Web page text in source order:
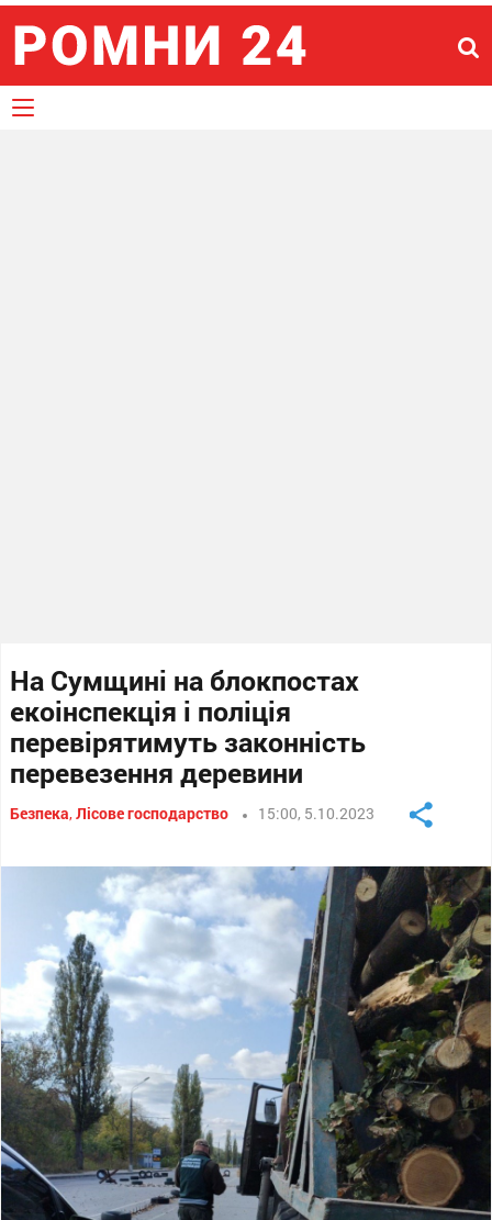
На Сумщині на блокпостах
екоінспекція і поліція
перевірятимуть законність
перевезення деревини
Безпека,Лісове господарство 15:00, 5.10.2023